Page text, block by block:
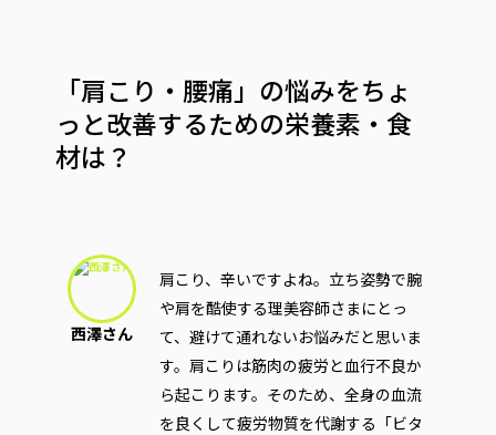
「肩こり・腰痛」の悩みをちょ
っと改善するための栄養素・食
材は？
西澤さん
肩こり、辛いですよね。立ち姿勢で腕
や肩を酷使する理美容師さまにとっ
て、避けて通れないお悩みだと思いま
す。肩こりは筋肉の疲労と血行不良か
ら起こります。そのため、全身の血流
を良くして疲労物質を代謝する「ビタ